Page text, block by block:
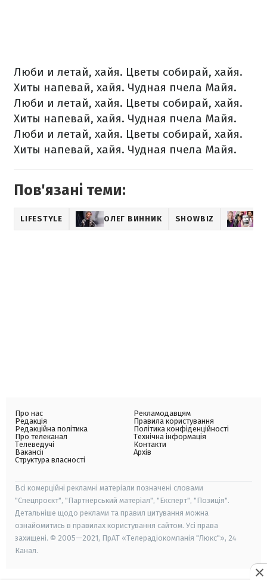
Люби и летай, хайя. Цветы собирай, хайя.
Хиты напевай, хайя. Чудная пчела Майя.
Люби и летай, хайя. Цветы собирай, хайя.
Хиты напевай, хайя. Чудная пчела Майя.
Люби и летай, хайя. Цветы собирай, хайя.
Хиты напевай, хайя. Чудная пчела Майя.
Пов'язані теми:
LIFESTYLE ОЛЕГ ВИННИК SHOWBIZ
Про нас
Редакція
Редакційна політика
Про телеканал
Телеведучі
Вакансії
Структура власності
Рекламодавцям
Правила користування
Політика конфіденційності
Технічна інформація
Контакти
Архів
Всі комерційні рекламні матеріали позначені словами
"Спецпроєкт", "Партнерський матеріал", "Експерт", "Позиція".
Детальніше щодо реклами та правил цитування можна
ознайомитись в правилах користування сайтом. Усі права
захищені. © 2005—2021, ПрАТ «Телерадіокомпанія "Люкс"», 24
Канал.